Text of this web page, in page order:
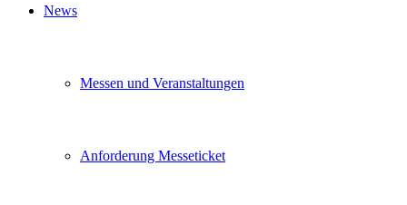
News
Messen und Veranstaltungen
Anforderung Messeticket